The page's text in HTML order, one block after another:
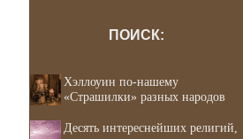
ПОИСК:
Хэллоуин по-нашему
«Страшилки» разных народов
Десять интереснейших религий,